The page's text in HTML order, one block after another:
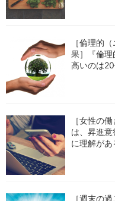
［倫理的
果］『倫理
高いのは20
［女性の
は、昇進
に理解があ
［週末の